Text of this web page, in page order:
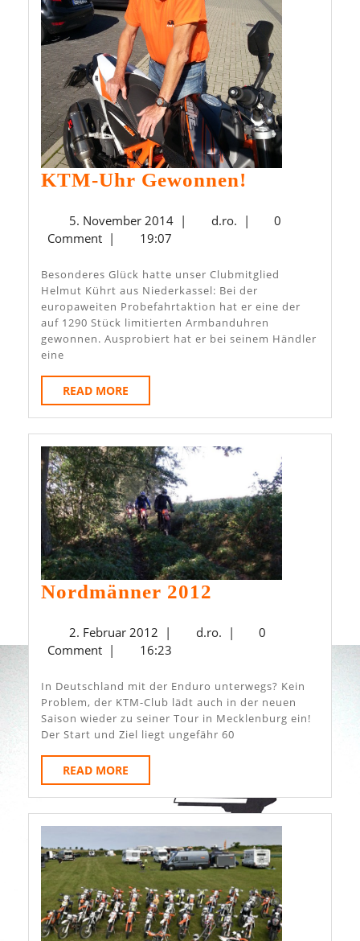
KTM-Uhr Gewonnen!
Gewonnen!
5. November 20145.| d.ro. d.ro.
|
0
Comment | 19:07
Besonderes Glück hatte unser Clubmitglied
Helmut Kührt aus Niederkassel: Bei der
europaweiten Probefahrtaktion hat er eine der
auf 1290 Stück limitierten Armbanduhren
gewonnen. Ausprobiert hat er bei seinem Händler
eine
READ MORE
MORE
Nordmänner 2012
2. Februar 20122.
Februar
| d.ro. d.ro.
|
0
Comment | 16:23
In Deutschland mit der Enduro unterwegs? Kein
Problem, der KTM-Club lädt auch in der neuen
Saison wieder zu seiner Tour in Mecklenburg ein!
Der Start und Ziel liegt ungefähr 60
READ MORE
MORE